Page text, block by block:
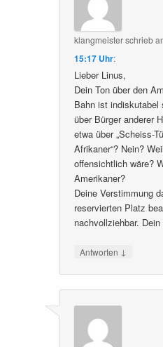
klangmeisterschrieb
15:17 Uhr:
Lieber Linus,
Dein Ton über den
Bahn ist
über Bürger anderer
etwa über „Scheiss-
Afrikaner“? Nein?
offensichtlich wäre?
Amerikaner?
Deine Verstimmung
reservierten Platz
nachvollziehbar.
Antworten ↓